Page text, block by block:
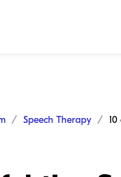
Speech Therapy